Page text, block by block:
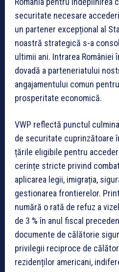
securitate necesare
un partener excepțional al
noastră strategică s-a
ultimii ani. Intrarea României
dovadă a parteneriatului
angajamentului comun
prosperitate economică.
VWP reflectă punctul
de securitate cuprinzătoare
țările eligibile pentru
cerințe stricte privind
aplicarea legii, imigrația,
gestionarea frontierelor.
numără o rată de refuz a
de 3 % în anul fiscal
documente de călătorie
privilegii reciproce de
rezidenților americani,